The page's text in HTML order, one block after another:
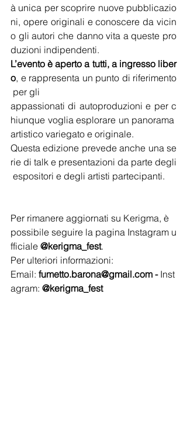
à unica per scoprire nuove pubblicazio
ni, opere originali e conoscere da vicin
o gli autori che danno vita a queste pro
duzioni indipendenti.
L’evento è aperto a tutti, a ingresso liber
o, e rappresenta un punto di riferimento
per gli
appassionati di autoproduzioni e per c
hiunque voglia esplorare un panorama
artistico variegato e originale.
Questa edizione prevede anche una se
rie di talk e presentazioni da parte degli
espositori e degli artisti partecipanti.
Per rimanere aggiornati su Kerigma, è
possibile seguire la pagina Instagram u
fficiale @kerigma_fest.
Per ulteriori informazioni:
Email: fumetto.barona@gmail.com - Inst
agram: @kerigma_fest